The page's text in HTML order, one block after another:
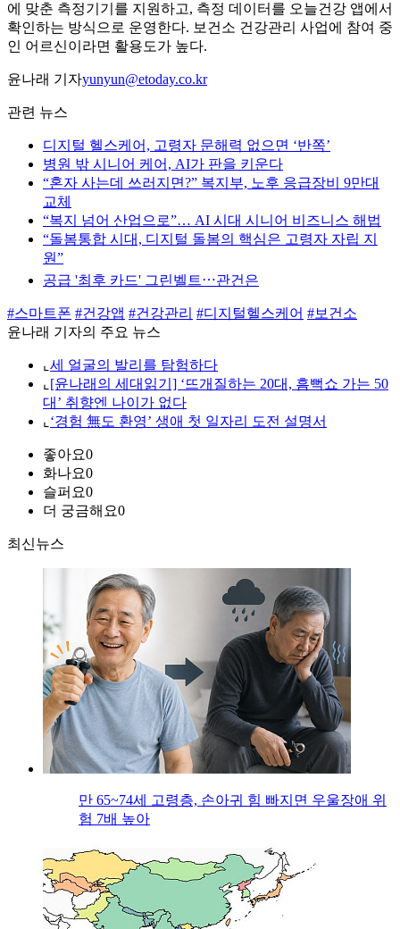
에 맞춘 측정기기를 지원하고, 측정 데이터를 오늘건강 앱에서
확인하는 방식으로 운영한다. 보건소 건강관리 사업에 참여 중
인 어르신이라면 활용도가 높다.
윤나래 기자yunyun@etoday.co.kr
관련 뉴스
디지털 헬스케어, 고령자 문해력 없으면 ‘반쪽’
병원 밖 시니어 케어, AI가 판을 키운다
“혼자 사는데 쓰러지면?” 복지부, 노후 응급장비 9만대
교체
“복지 넘어 산업으로”… AI 시대 시니어 비즈니스 해법
“돌봄통합 시대, 디지털 돌봄의 핵심은 고령자 자립 지
원”
공급 '최후 카드' 그린벨트⋯관건은
#스마트폰 #건강앱 #건강관리 #디지털헬스케어 #보건소
윤나래 기자의 주요 뉴스
⌞ 세 얼굴의 발리를 탐험하다
⌞ [윤나래의 세대읽기] ‘뜨개질하는 20대, 흠뻑쇼 가는 50
대’ 취향엔 나이가 없다
⌞ ‘경험 無도 환영’ 생애 첫 일자리 도전 설명서
좋아요0
화나요0
슬퍼요0
더 궁금해요0
최신뉴스
만 65~74세 고령층, 손아귀 힘 빠지면 우울장애 위
험 7배 높아